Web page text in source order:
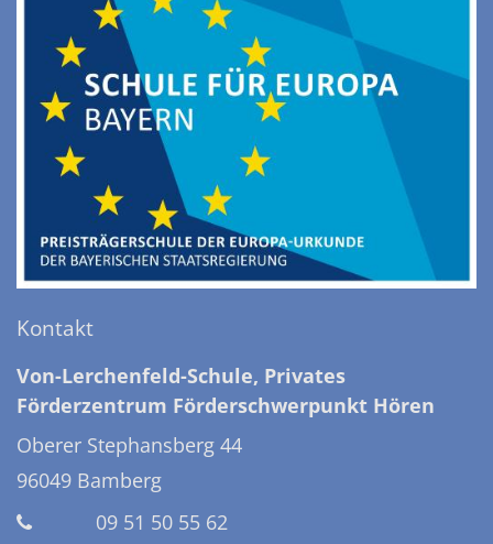
Kontakt
Von-Lerchenfeld-Schule, Privates
Förderzentrum Förderschwerpunkt Hören
Oberer Stephansberg 44
96049 Bamberg
09 51 50 55 62